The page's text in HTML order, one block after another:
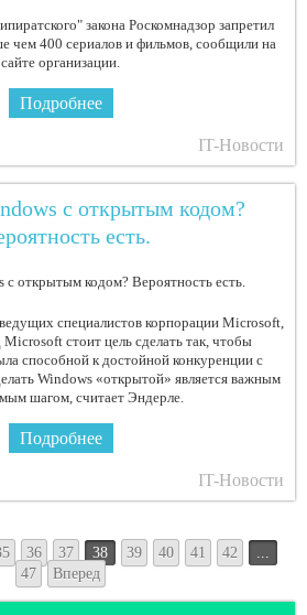
закона Роскомнадзор запретил
чем 400 сериалов и фильмов, сообщили на
сайте организации.
Подробнее
IT-Новости
с открытым кодом?
есть.
специалистов корпорации Microsoft,
стоит цель сделать так, чтобы
способной к достойной конкуренции с
Windows «открытой» является важным
шагом, считает Эндерле.
Подробнее
IT-Новости
36 37 38 39 40 41 42
...
47
Вперед